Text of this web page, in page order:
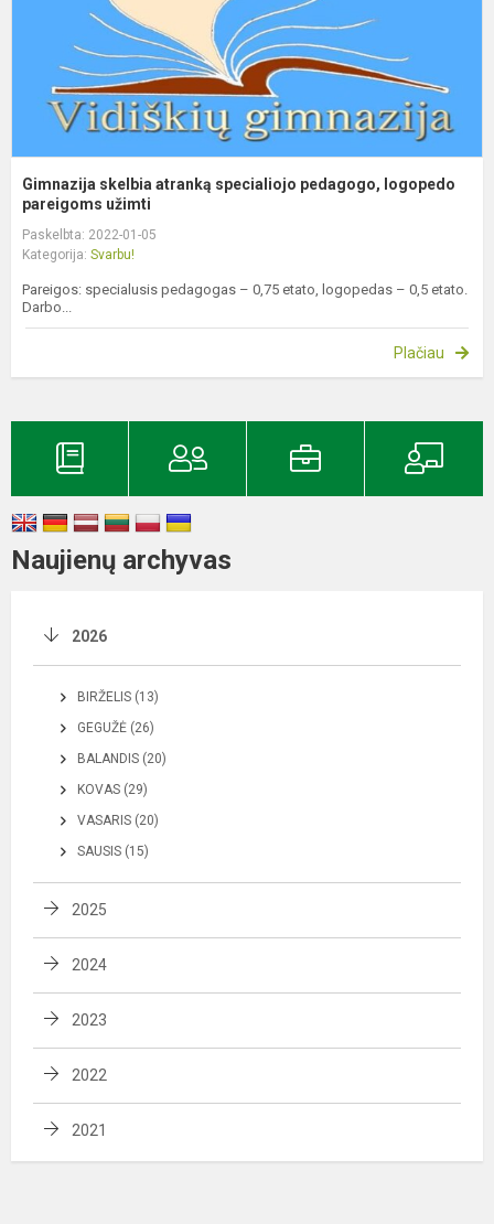
Gimnazija skelbia atranką specialiojo pedagogo, logopedo
pareigoms užimti
Paskelbta: 2022-01-05
Kategorija: Svarbu!
Pareigos: specialusis pedagogas – 0,75 etato, logopedas – 0,5 etato.
Darbo...
Plačiau
Naujienų archyvas
2026
BIRŽELIS (13)
GEGUŽĖ (26)
BALANDIS (20)
KOVAS (29)
VASARIS (20)
SAUSIS (15)
2025
2024
2023
2022
2021